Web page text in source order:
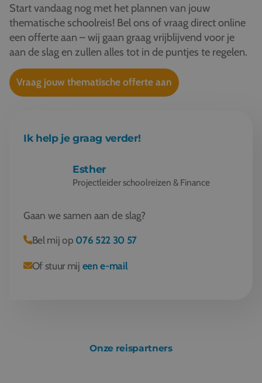
Start vandaag nog met het plannen van jouw
thematische schoolreis! Bel ons of vraag direct online
een offerte aan – wij gaan graag vrijblijvend voor je
aan de slag en zullen alles tot in de puntjes te regelen.
Vraag jouw thematische offerte aan
Ik help je graag verder!
Esther
Projectleider schoolreizen & Finance
Gaan we samen aan de slag?
Bel mij op 076 522 30 57
Of stuur mij een e-mail
Onze reispartners